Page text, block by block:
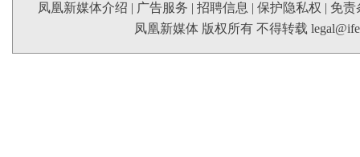
凤凰新媒体介绍 | 广告服务 | 招聘信息 | 保护隐私权 | 免责
凤凰新媒体 版权所有 不得转载